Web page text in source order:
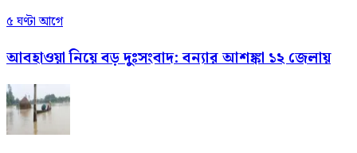
৫ ঘণ্টা আগে
আবহাওয়া নিয়ে বড় দুঃসংবাদ: বন্যার আশঙ্কা ১২ জেলায়